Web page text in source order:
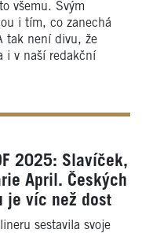
všemu. Svým
i tím, co zanechá
tak není divu, že
i v naší redakční
2025: Slavíček,
April. Českých
je víc než dost
sestavila svoje